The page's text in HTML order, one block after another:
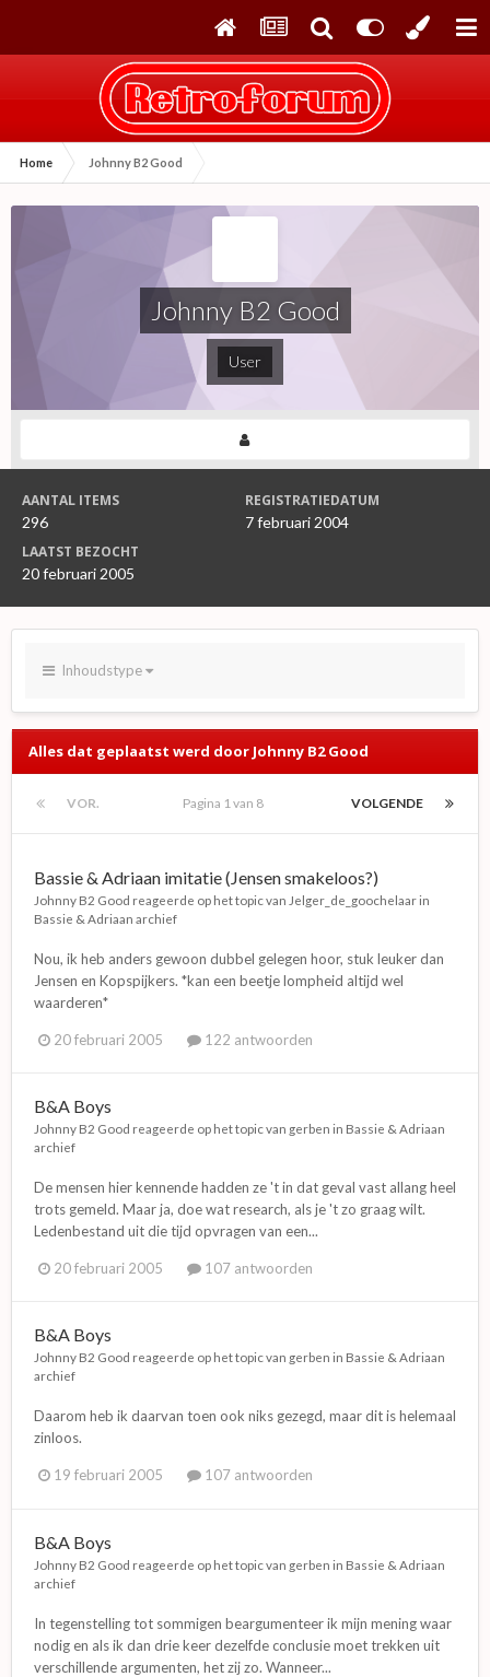
Home Johnny B2 Good
Johnny B2 Good
User
AANTAL ITEMS
296
REGISTRATIEDATUM
7 februari 2004
LAATST BEZOCHT
20 februari 2005
Inhoudstype
Alles dat geplaatst werd door Johnny B2 Good
VOR. VOLGENDE
Pagina 1 van 8
Bassie & Adriaan imitatie (Jensen smakeloos?)
Johnny B2 Good reageerde op het topic van Jelger_de_goochelaar in
Bassie & Adriaan archief
Nou, ik heb anders gewoon dubbel gelegen hoor, stuk leuker dan
Jensen en Kopspijkers. *kan een beetje lompheid altijd wel
waarderen*
20 februari 2005 122 antwoorden
B&A Boys
Johnny B2 Good reageerde op het topic van gerben in Bassie & Adriaan
archief
De mensen hier kennende hadden ze 't in dat geval vast allang heel
trots gemeld. Maar ja, doe wat research, als je 't zo graag wilt.
Ledenbestand uit die tijd opvragen van een...
20 februari 2005 107 antwoorden
B&A Boys
Johnny B2 Good reageerde op het topic van gerben in Bassie & Adriaan
archief
Daarom heb ik daarvan toen ook niks gezegd, maar dit is helemaal
zinloos.
19 februari 2005 107 antwoorden
B&A Boys
Johnny B2 Good reageerde op het topic van gerben in Bassie & Adriaan
archief
In tegenstelling tot sommigen beargumenteer ik mijn mening waar
nodig en als ik dan drie keer dezelfde conclusie moet trekken uit
verschillende argumenten, het zij zo. Wanneer...